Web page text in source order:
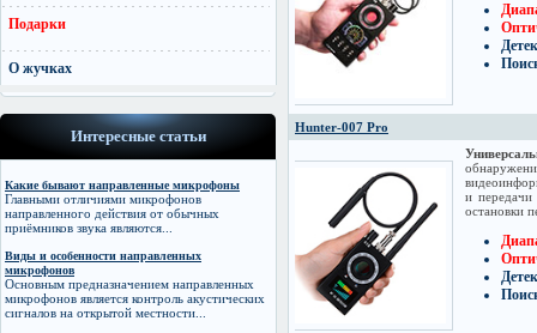
Подарки
О жучках
Интересные статьи
Какие бывают направленные микрофоны
Главными отличиями микрофонов
направленного действия от обычных
приёмников звука являются...
Виды и особенности направленных
микрофонов
Основным предназначением направленных
микрофонов является контроль акустических
сигналов на открытой местности...
Hunter-007 Pro
и передачи
остановки